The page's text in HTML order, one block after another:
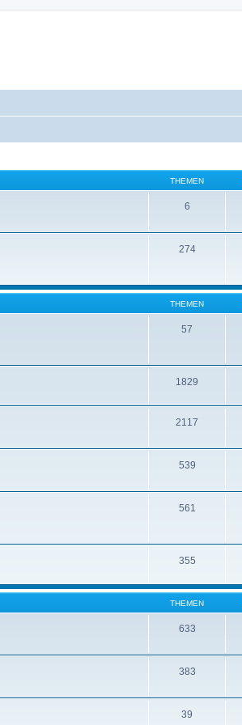
THEMEN
6
274
THEMEN
57
1829
2117
539
561
355
THEMEN
633
383
39